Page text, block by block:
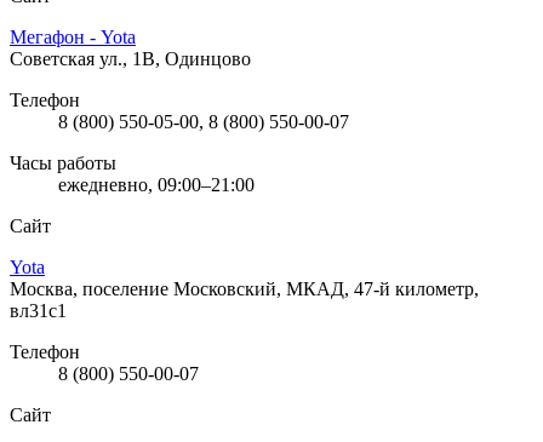
Мегафон - Yota
Советская ул., 1В, Одинцово
Телефон
8 (800) 550-05-00, 8 (800) 550-00-07
Часы работы
ежедневно, 09:00–21:00
Сайт
Yota
Москва, поселение Московский, МКАД, 47-й километр,
вл31с1
Телефон
8 (800) 550-00-07
Сайт